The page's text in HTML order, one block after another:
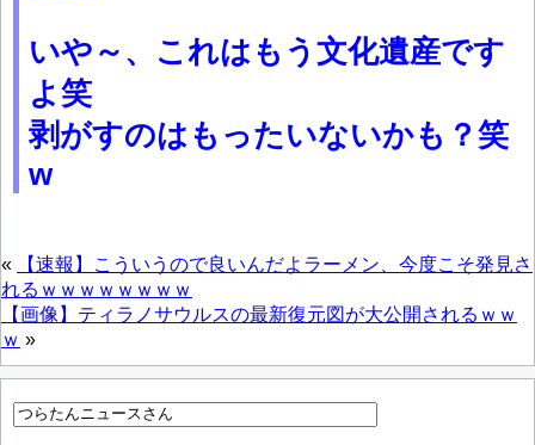
いや～、これはもう文化遺産です
よ笑
剥がすのはもったいないかも？笑
w
«
【速報】こういうので良いんだよラーメン、今度こそ発見さ
れるｗｗｗｗｗｗｗｗ
【画像】ティラノサウルスの最新復元図が大公開されるｗｗ
ｗ »